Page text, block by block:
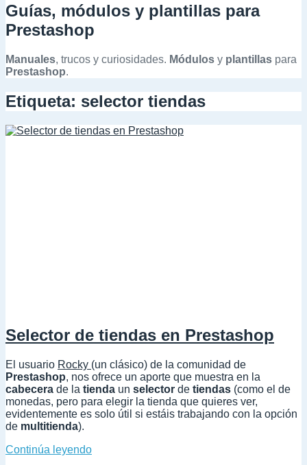
Guías, módulos y plantillas para
Prestashop
Manuales, trucos y curiosidades. Módulos y plantillas para
Prestashop.
Etiqueta: selector tiendas
Selector de tiendas en Prestashop
El usuario Rocky (un clásico) de la comunidad de
Prestashop, nos ofrece un aporte que muestra en la
cabecera de la tienda un selector de tiendas (como el de
monedas, pero para elegir la tienda que quieres ver,
evidentemente es solo útil si estáis trabajando con la opción
de multitienda).
Continúa leyendoSelector de tiendas en Prestashop